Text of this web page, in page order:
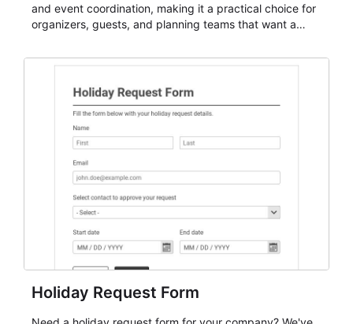
and event coordination, making it a practical choice for
organizers, guests, and planning teams that want a
and participant management. The form is suitable for
student enrollment, volunteer registration, business
event intake, and membership participation. It helps
keep responses standardized so organizers can
evaluate submissions, manage next steps, and maintain
cleaner registration records over time.
Holiday Request Form